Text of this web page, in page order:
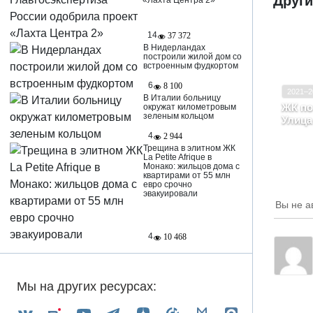
14
37 372
В Нидерландах
построили жилой дом со
встроенным фудкортом
6
8 100
В Италии больницу
окружат километровым
зеленым кольцом
4
2 944
Трещина в элитном ЖК
La Petite Afrique в
Монако: жильцов дома с
квартирами от 55 млн
евро срочно
эвакуировали
4 10 468
Мы на других ресурсах:
ЖК по
Класс
Вы не